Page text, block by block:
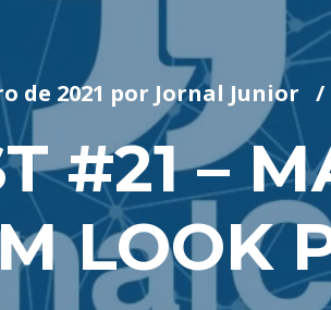
de 2021 por Jornal Junior
#21 –
LOOK